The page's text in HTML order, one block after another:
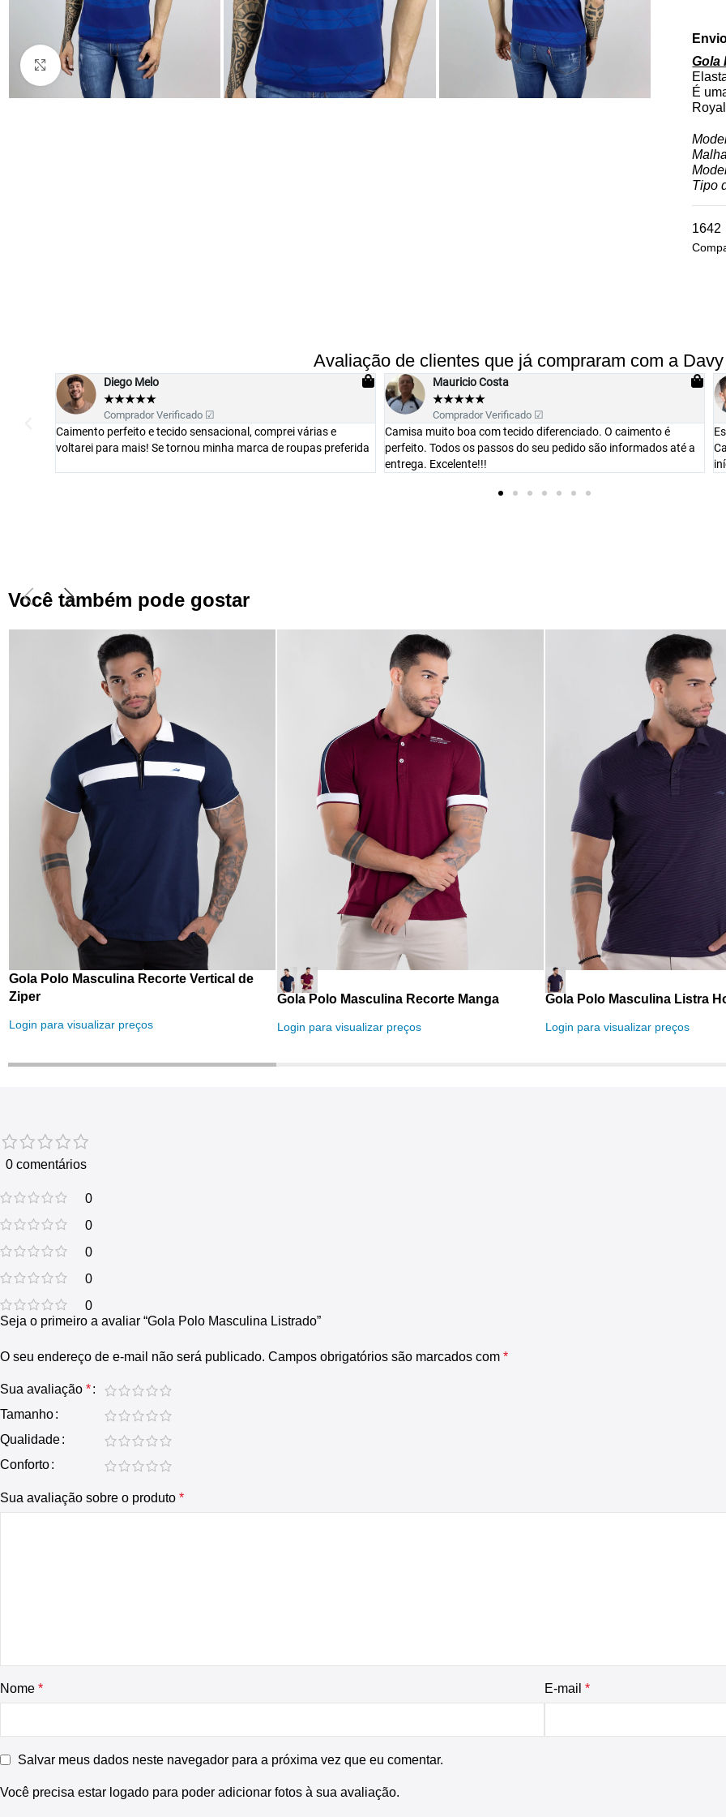
Clique para ampliar
Gola
É
Malha
Tipo
1642
Avaliação de clientes que já compraram com a
Mauricio Costa
★★★★★
Comprador Verificado ☑
Camisa muito boa com tecido diferenciado. O caimento é
perfeito. Todos os passos do seu pedido são informados até a
Luiz Lavachi
★★★★★
Comprador Verificado ☑
Estou impressionado com a qualidade da peça recebida.
Caimento perfeito e preço acessível. Parabéns amigos e foi o
início de uma parceria duradoura.
O
Você também pode gostar​
Gola Polo Masculina Recorte Vertical de
Ziper
Login para visualizar preços
Gola Polo Masculina Recorte Manga
Login para visualizar preços
Gola Polo Masculina Listra
Login para visualizar preços
0 comentários
0
0
0
0
0
Seja o primeiro a avaliar “Gola Polo Masculina Listrado”
O seu endereço de e-mail não será publicado. Campos obrigatórios são marcados com *
Sua avaliação *
Tamanho
Qualidade
Conforto
Sua avaliação sobre o produto *
Nome * E-mail *
Salvar meus dados neste navegador para a próxima vez que eu comentar.
Você precisa estar logado para poder adicionar fotos à sua avaliação.